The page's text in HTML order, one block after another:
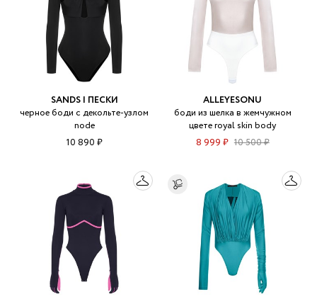
SANDS | ПЕСКИ
черное боди с декольте-узлом
node
10 890 ₽
ALLEYESONU
боди из шелка в жемчужном
цвете royal skin body
8 999 ₽ 10 500 ₽